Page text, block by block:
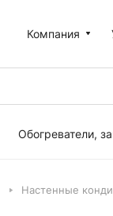
Компания
Обогреватели,
Настенные